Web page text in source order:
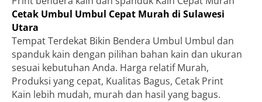
Cetak Umbul Umbul Cepat Murah di Sulawesi
Utara
Tempat Terdekat Bikin Bendera Umbul Umbul dan
spanduk kain dengan pilihan bahan kain dan ukuran
sesuai kebutuhan Anda. Harga relatif Murah,
Produksi yang cepat, Kualitas Bagus, Cetak Print
Kain lebih mudah, murah dan hasil yang bagus.